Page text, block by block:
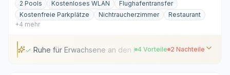
2 Pools Kostenloses WLAN
Flughafentransfer
Kostenfreie Parkplätze
Nichtraucherzimmer
Restaurant
+4 mehr
Ruhe für Erwachsene an den Klippen
4 Vorteile 2 Nachteile